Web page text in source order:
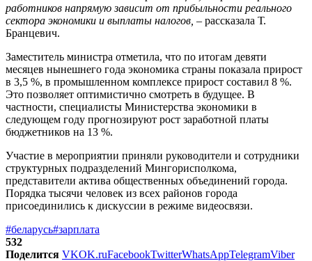
работников напрямую зависит от прибыльности реального
сектора экономики и выплаты налогов, – рассказала Т.
Бранцевич.
Заместитель министра отметила, что по итогам девяти
месяцев нынешнего года экономика страны показала прирост
в 3,5 %, в промышленном комплексе прирост составил 8 %.
Это позволяет оптимистично смотреть в будущее. В
частности, специалисты Министерства экономики в
следующем году прогнозируют рост заработной платы
бюджетников на 13 %.
Участие в мероприятии приняли руководители и сотрудники
структурных подразделений Мингорисполкома,
представители актива общественных объединений города.
Порядка тысячи человек из всех районов города
присоединились к дискуссии в режиме видеосвязи.
#беларусь#зарплата
532
Поделится VKOK.ruFacebookTwitterWhatsAppTelegramViber